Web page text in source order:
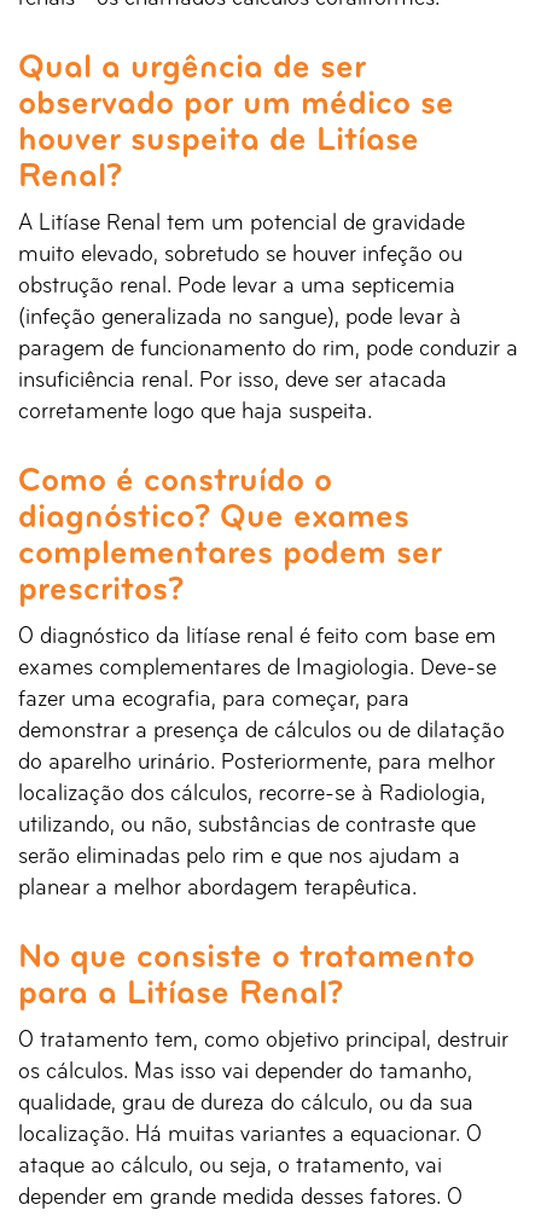
Qual a urgência de ser
observado por um médico se
houver suspeita de Litíase
Renal?
A Litíase Renal tem um potencial de gravidade
muito elevado, sobretudo se houver infeção ou
obstrução renal. Pode levar a uma septicemia
(infeção generalizada no sangue), pode levar à
paragem de funcionamento do rim, pode conduzir a
insuficiência renal. Por isso, deve ser atacada
corretamente logo que haja suspeita.
Como é construído o
diagnóstico? Que exames
complementares podem ser
prescritos?
O diagnóstico da litíase renal é feito com base em
exames complementares de Imagiologia. Deve-se
fazer uma ecografia, para começar, para
demonstrar a presença de cálculos ou de dilatação
do aparelho urinário. Posteriormente, para melhor
localização dos cálculos, recorre-se à Radiologia,
utilizando, ou não, substâncias de contraste que
serão eliminadas pelo rim e que nos ajudam a
planear a melhor abordagem terapêutica.
No que consiste o tratamento
para a Litíase Renal?
O tratamento tem, como objetivo principal, destruir
os cálculos. Mas isso vai depender do tamanho,
qualidade, grau de dureza do cálculo, ou da sua
localização. Há muitas variantes a equacionar. O
ataque ao cálculo, ou seja, o tratamento, vai
depender em grande medida desses fatores. O